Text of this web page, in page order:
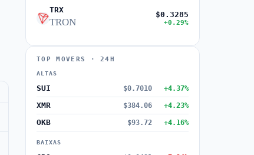
TRX
TRON
$0.3285
+0.29%
TOP MOVERS · 24H
ALTAS
SUI $0.7010 +4.37%
XMR $384.06 +4.23%
OKB $93.72 +4.16%
BAIXAS